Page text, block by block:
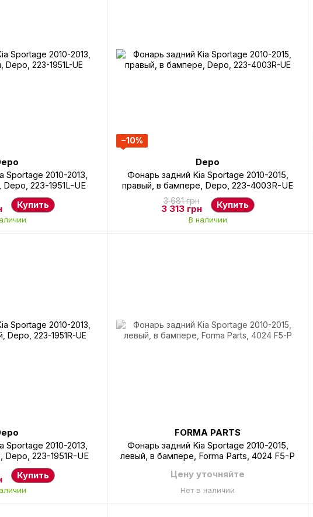
Sportage 2010-2013,
223-1951L-UE
Купить
−10%
Depo
Фонарь задний Kia Sportage 2010-2015,
правый, в бампере, Depo, 223-4003R-UE
3 681 грн
3 313 грн Купить
В наличии
Sportage 2010-2013,
223-1951R-UE
Купить
FORMA PARTS
Фонарь задний Kia Sportage 2010-2015,
левый, в бампере, Forma Parts, 4024 F5-P
Цену уточняйте
Нет в наличии